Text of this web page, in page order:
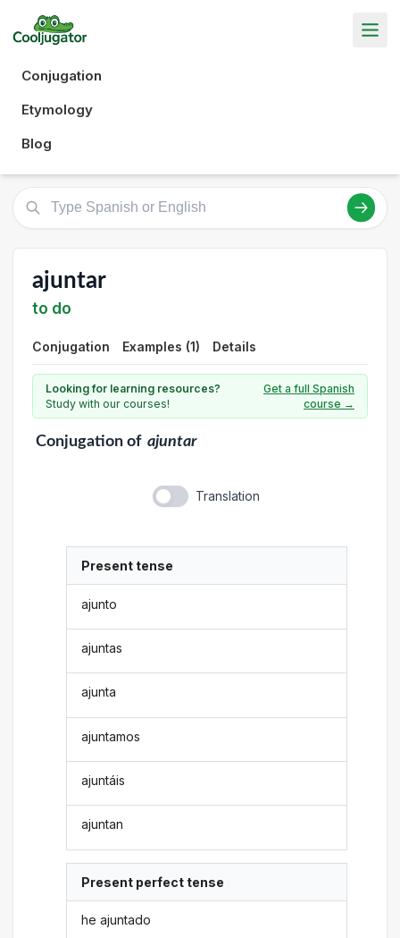
Conjugation
Etymology
Blog
ajuntar
to do
Conjugation Examples (1) Details
Looking for learning resources?
Study with our courses!
Get a full Spanish
course →
Conjugationof ajuntar
Translation
Present tense
ajunto
ajuntas
ajunta
ajuntamos
ajuntáis
ajuntan
Present perfect tense
he ajuntado